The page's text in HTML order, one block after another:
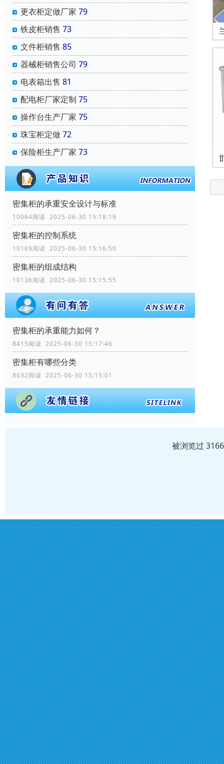
更衣柜定做厂家 79
铁皮柜销售 73
文件柜销售 85
器械柜销售公司 79
电表箱出售 81
配电柜厂家定制 75
操作台生产厂家 75
珠宝柜定做72
保险柜生产厂家 73
密集柜的承重安全设计与标准
10064阅读 2025-06-30 15:18:19
密集柜的控制系统
10169阅读 2025-06-30 15:16:50
密集柜的组成结构
10136阅读 2025-06-30 15:15:55
密集柜的承重能力如何？
8415阅读 2025-06-30 15:17:46
密集柜有哪些分类
8032阅读 2025-06-30 15:15:01
被浏览过